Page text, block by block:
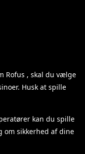
Rofus , skal du vælge
Husk at spille
kan du spille
om sikkerhed af dine